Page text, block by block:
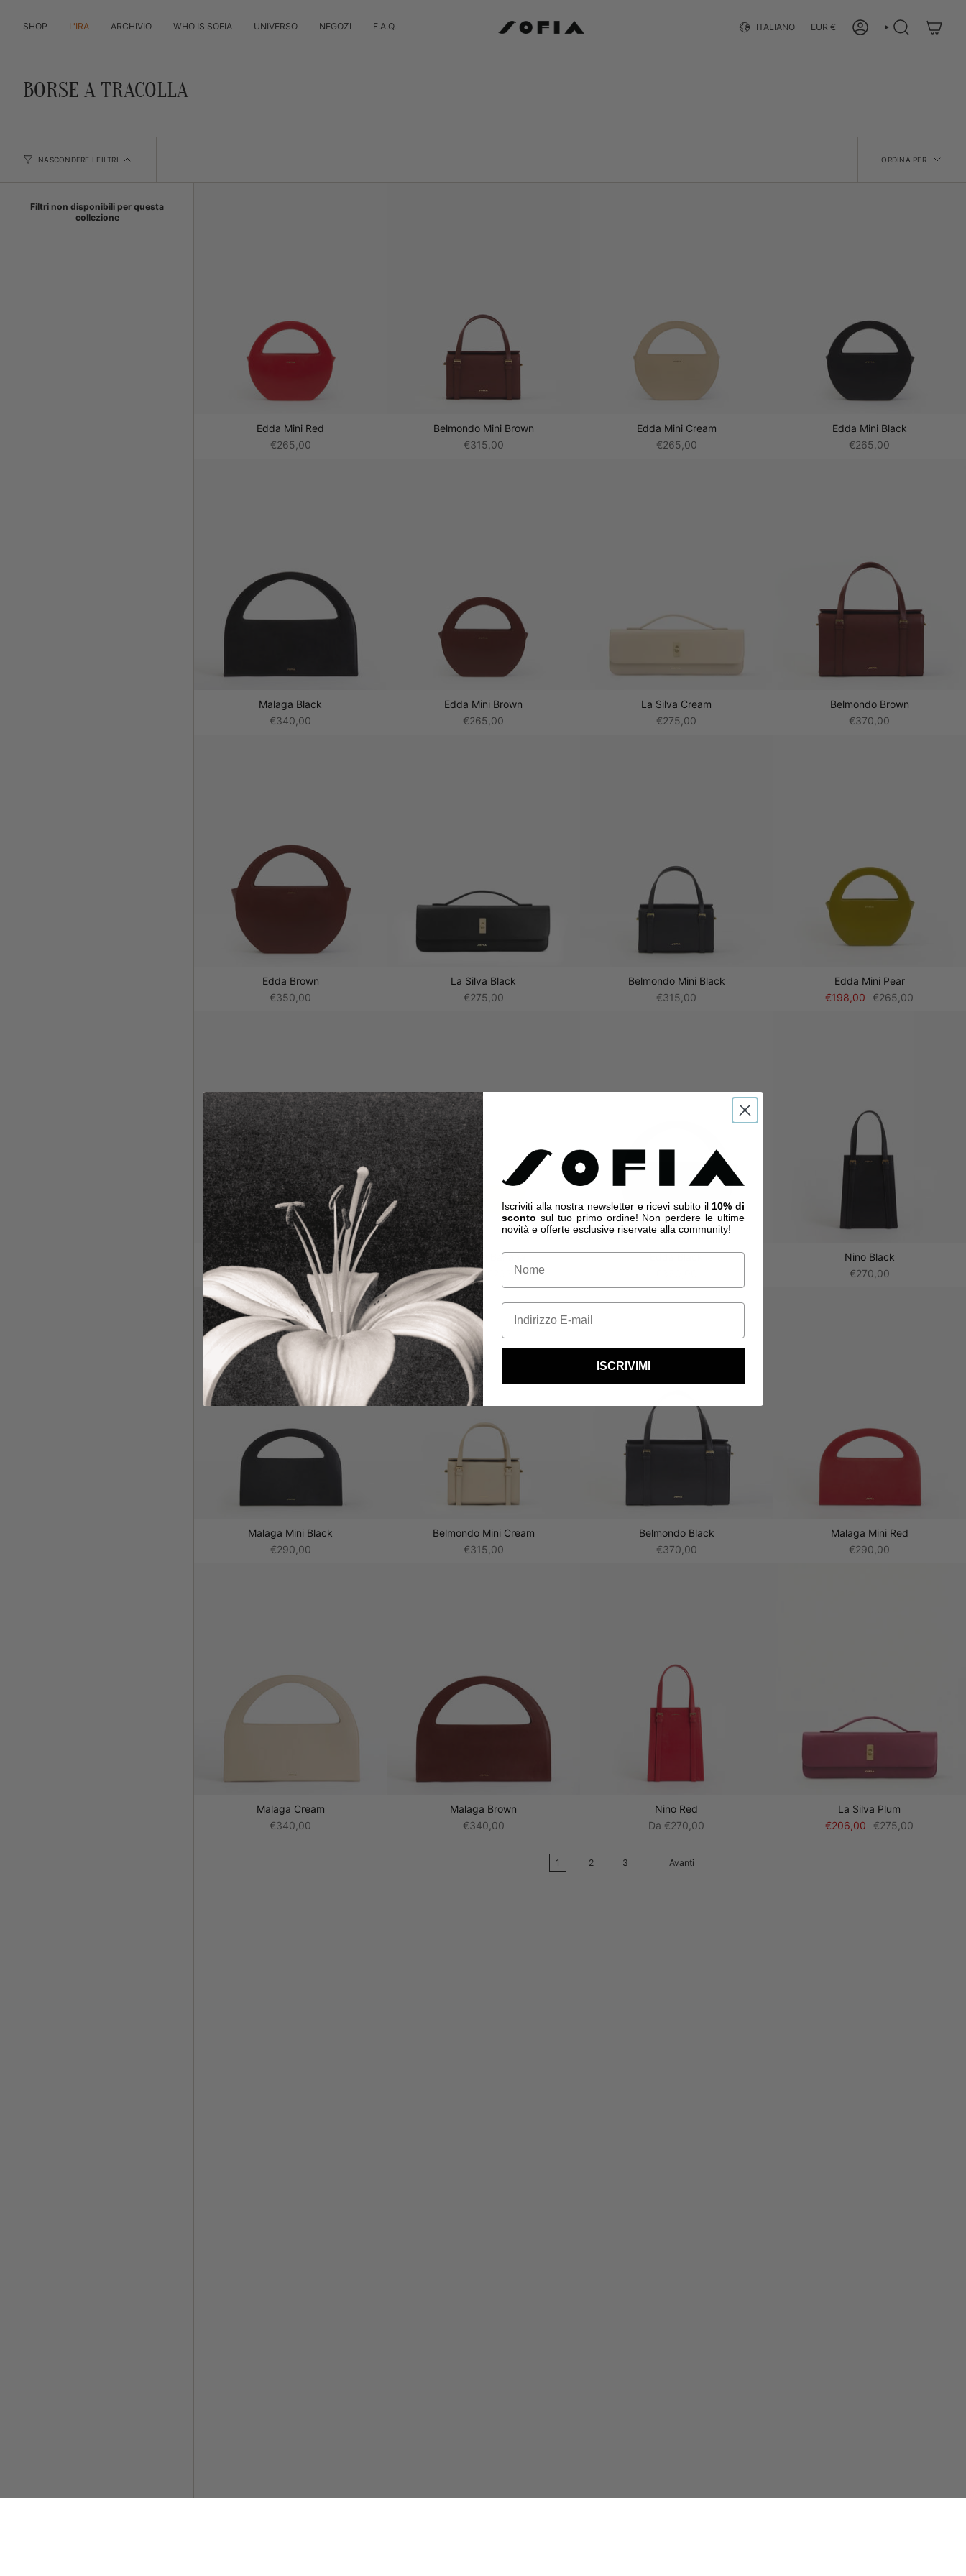
contenuto
SHOP L'IRA ARCHIVIO WHO IS SOFIA UNIVERSO NEGOZI F.A.Q. Lingua
ITALIANO Valuta
EUR € ACCOUNTCERCA
BORSE A TRACOLLA
NASCONDERE I FILTRI
Ordina
per
ORDINA PER
Filtri non disponibili per questa
collezione
Edda Mini Red
€265,00
Belmondo Mini Brown
€315,00
Edda Mini Cream
€265,00
Edda Mini Black
€265,00
Malaga Black
€340,00
Edda Mini Brown
€265,00
La Silva Cream
€275,00
Belmondo Brown
€370,00
Edda Brown
€350,00
La Silva Black
€275,00
Belmondo Mini Black
€315,00
Edda Mini Pear
€198,00
€265,00
Belmondo Mini Silk
€220,00 €315,00
Edda Mini Banana
€198,00
€265,00
Edda Black
Nino Black
€270,00
Malaga Mini Black
€290,00
Belmondo Mini Cream
€315,00
Belmondo Black
€370,00
Malaga Mini Red
€290,00
Malaga Cream
€340,00
Malaga Brown
€340,00
Nino Red
Da €270,00
La Silva Plum
€206,00
€275,00
1 2 3 Avanti
Iscriviti alla nostra newsletter e ricevi subito il10% di
sconto sul tuo primo ordine! Non perdere le ultime
novità e offerte esclusive riservate alla community!
ISCRIVIMI